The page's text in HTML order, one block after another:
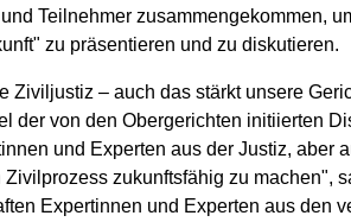
Teilnehmer zusammengekommen,
zu präsentieren und zu diskutieren.
– auch das stärkt unsere
der von den Obergerichten initiierten
und Experten aus der Justiz,
zukunftsfähig zu machen",
Expertinnen und Experten aus den